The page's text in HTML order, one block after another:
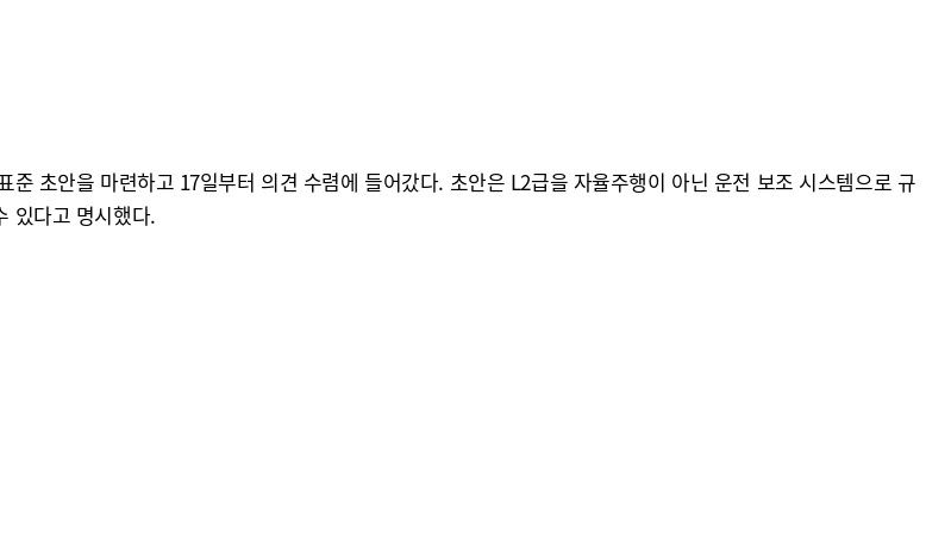
초안을 마련하고 17일부터 의견 수렴에 들어갔다. 초안은 L2급을 자율주행이 아닌 운전 보조 시스템으로 규
있다고 명시했다.